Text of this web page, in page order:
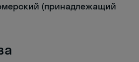
(принадлежащий